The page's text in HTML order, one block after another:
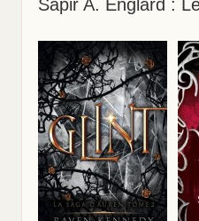
Sapir A. Englard :